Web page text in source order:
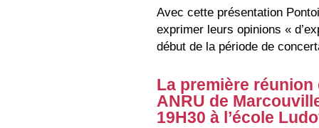
Avec cette présentation
exprimer leurs opinions «
début de la période de
La première
ANRU de
19H30 à l’école